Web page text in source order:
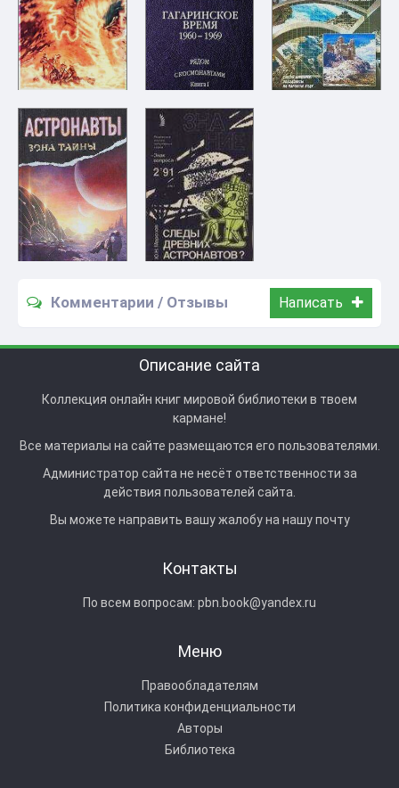
Комментарии / Отзывы Написать
Описание сайта
Коллекция онлайн книг мировой библиотеки в твоем
кармане!
Все материалы на сайте размещаются его пользователями.
Администратор сайта не несёт ответственности за
действия пользователей сайта.
Вы можете направить вашу жалобу на нашу почту
Контакты
По всем вопросам: pbn.book@yandex.ru
Меню
Правообладателям
Политика конфиденциальности
Авторы
Библиотека